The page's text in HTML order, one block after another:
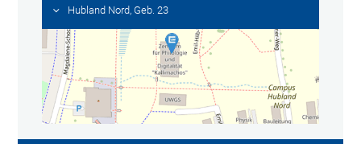
Hubland Nord, Geb. 23